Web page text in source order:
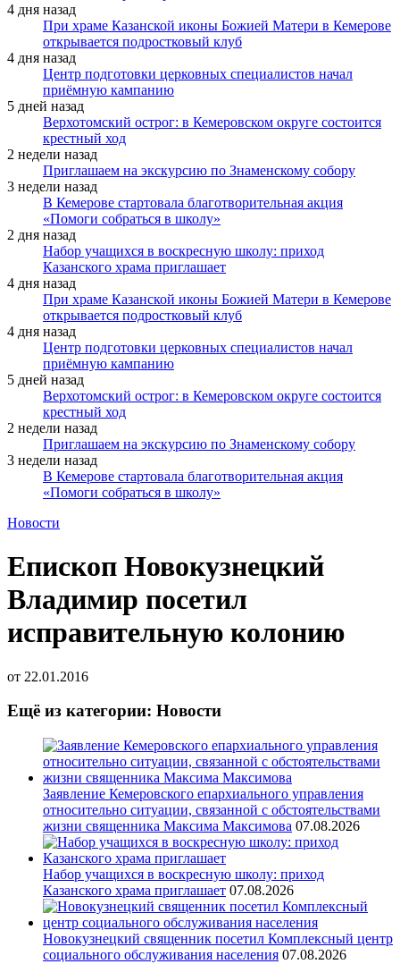
4 дня назад
При храме Казанской иконы Божией Матери в Кемерове
открывается подростковый клуб
4 дня назад
Центр подготовки церковных специалистов начал
приёмную кампанию
5 дней назад
Верхотомский острог: в Кемеровском округе состоится
крестный ход
2 недели назад
Приглашаем на экскурсию по Знаменскому собору
3 недели назад
В Кемерове стартовала благотворительная акция
«Помоги собраться в школу»
2 дня назад
Набор учащихся в воскресную школу: приход
Казанского храма приглашает
4 дня назад
При храме Казанской иконы Божией Матери в Кемерове
открывается подростковый клуб
4 дня назад
Центр подготовки церковных специалистов начал
приёмную кампанию
5 дней назад
Верхотомский острог: в Кемеровском округе состоится
крестный ход
2 недели назад
Приглашаем на экскурсию по Знаменскому собору
3 недели назад
В Кемерове стартовала благотворительная акция
«Помоги собраться в школу»
Новости
Епископ Новокузнецкий
Владимир посетил
исправительную колонию
от 22.01.2016
Ещё из категории: Новости
Заявление Кемеровского епархиального управления
относительно ситуации, связанной с обстоятельствами
жизни священника Максима Максимова 07.08.2026
Набор учащихся в воскресную школу: приход
Казанского храма приглашает 07.08.2026
Новокузнецкий священник посетил Комплексный центр
социального обслуживания населения 07.08.2026